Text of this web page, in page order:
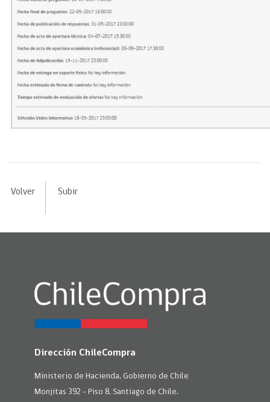
Volver Subir
Dirección ChileCompra
Ministerio de Hacienda, Gobierno de Chile
Monjitas 392 - Piso 8, Santiago de Chile.